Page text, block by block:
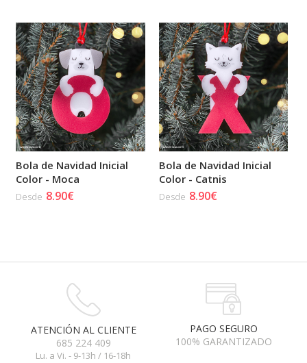
Bola de Navidad Inicial
Color - Moca
Desde 8.90€
Bola de Navidad Inicial
Color - Catnis
Desde 8.90€
ATENCIÓN AL CLIENTE
685 224 409
Lu. a Vi. - 9-13h / 16-18h
PAGO SEGURO
100% GARANTIZADO